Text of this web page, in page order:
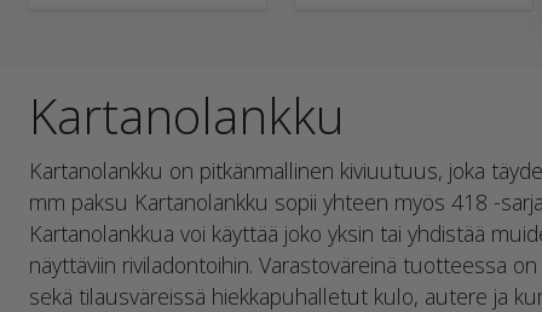
Kartanolankku
Kartanolankku on pitkänmallinen kiviuutuus, joka
mm paksu Kartanolankku sopii yhteen myös 418 -
Kartanolankkua voi käyttää joko yksin tai yhdistää
näyttäviin riviladontoihin. Varastoväreinä tuotteessa
sekä tilausväreissä hiekkapuhalletut kulo, autere ja